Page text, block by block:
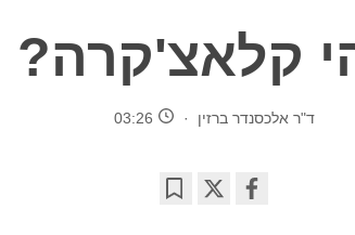
קלאצ'קרה?
ד"ר אלכסנדר ברזין 03:26